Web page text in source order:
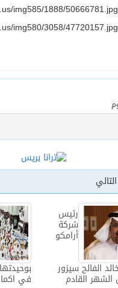
img580/3058/
في
رئيس
شركة
أرامكو
الفالح سيزور
القادم